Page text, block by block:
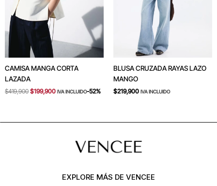
CAMISA MANGA CORTA
LAZADA
$419,900 $199,900 IVA INCLUIDO-52%
BLUSA CRUZADA RAYAS LAZO
MANGO
$219,900 IVA INCLUIDO
EXPLORE MÁS DE VENCEE